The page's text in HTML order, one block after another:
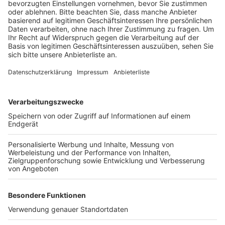
Veröffentlicht:Samstag, 05.12.2020 08:59
Anzeige
Die Parteizentrale in der Innenstadt war großflächig
auf die Täter gibt es offenbar schon. Laut der
Ermittler bezichtigen sich Unterstützer des
Autonomen Zentrums auf einer einschlägigen
Internetseite der Sachbeschädigung am Rathaus.
Anzeige